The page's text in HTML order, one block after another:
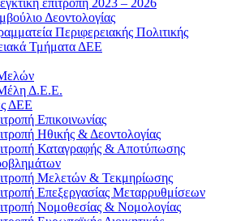
επιτροπή 2023 – 2026
Δεοντολογίας
Περιφερειακής Πολιτικής
Τμήματα ΔΕΕ
Δ.Ε.Ε.
ΔΕΕ
Επικοινωνίας
Ηθικής & Δεοντολογίας
Καταγραφής & Αποτύπωσης
Μελετών & Τεκμηρίωσης
Επεξεργασίας Μεταρρυθμίσεων
Νομοθεσίας & Νομολογίας